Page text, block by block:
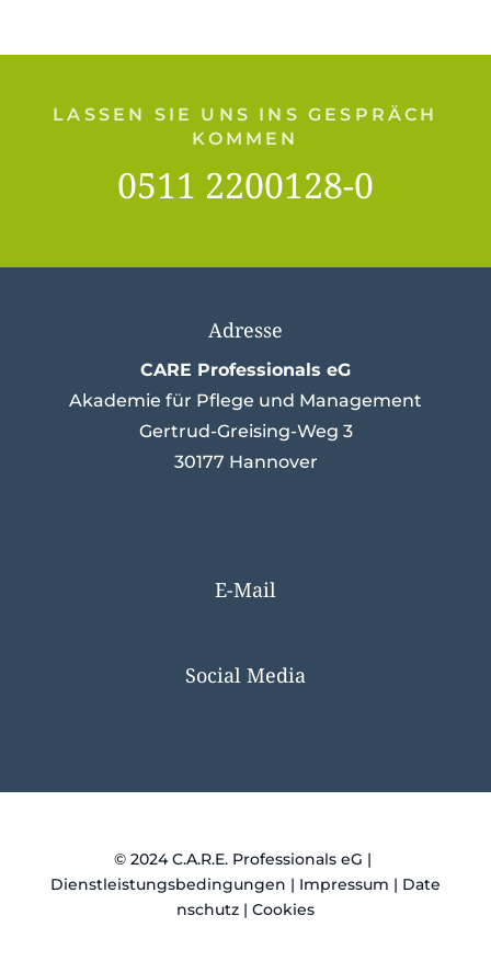
LASSEN SIE UNS INS GESPRÄCH
KOMMEN
0511 2200128-0
Adresse
CARE Professionals eG
Akademie für Pflege und Management
Gertrud-Greising-Weg 3
30177 Hannover
E-Mail
Social Media
©2024C.A.R.E. Professionals eG |
Dienstleistungsbedingungen | Impressum | Date
nschutz| Cookies